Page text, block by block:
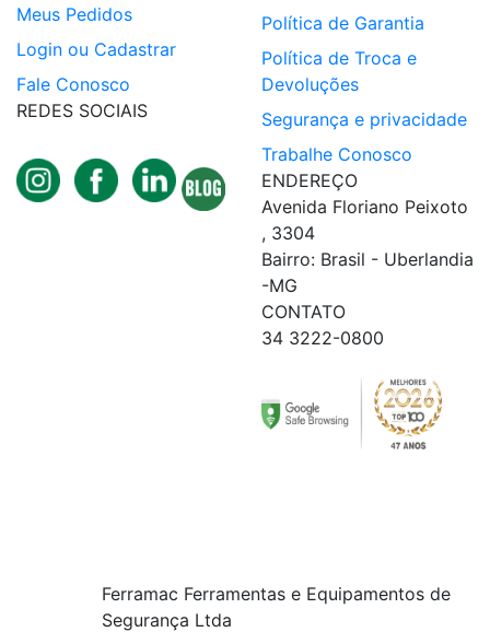
Meus Pedidos
Login ou Cadastrar
Fale Conosco
REDES SOCIAIS
Política de Garantia
Política de Troca e
Devoluções
Segurança e privacidade
Trabalhe Conosco
ENDEREÇO
Avenida Floriano Peixoto
, 3304
Bairro: Brasil - Uberlandia
-MG
CONTATO
34 3222-0800
Ferramac Ferramentas e Equipamentos de
Segurança Ltda